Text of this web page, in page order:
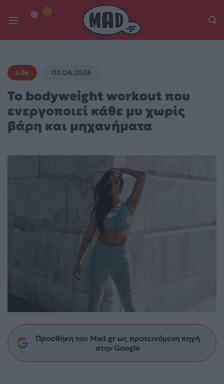
Life 03.06.2026
Το bodyweight workout που
ενεργοποιεί κάθε μυ χωρίς
βάρη και μηχανήματα
Προσθήκη του Mad.gr ως προτεινόμενη πηγή
στην Google